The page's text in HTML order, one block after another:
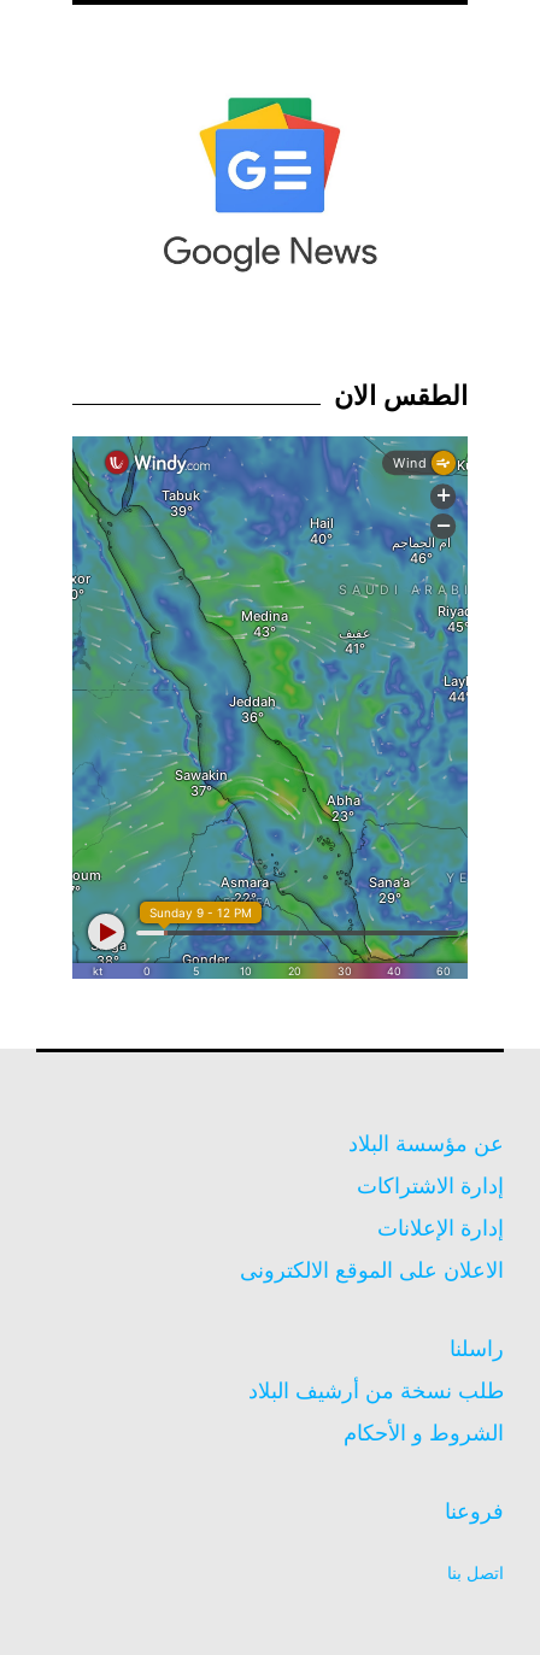
الطقس الان
عن مؤسسة البلاد
إدارة الاشتراكات
إدارة الإعلانات
الاعلان على الموقع الالكترونى
راسلنا
طلب نسخة من أرشيف البلاد
الشروط و الأحكام
فروعنا
اتصل بنا